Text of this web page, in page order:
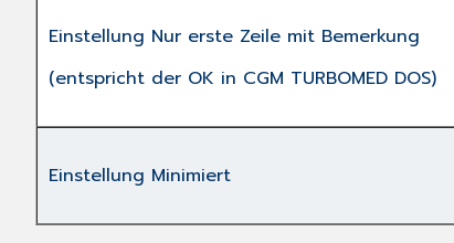
Einstellung Nur erste Zeile mit Bemerkung
(entspricht der OK in CGM TURBOMED DOS)
Einstellung Minimiert